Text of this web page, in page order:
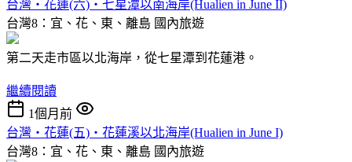
台灣‧花蓮(六)‧七星潭以南海岸(Hualien in June II)
台灣8：宜、花、東、離島 國內旅遊
第二天走市區以北海岸，從七星潭到花蓮港。
繼續閱讀
1個月前
台灣‧花蓮(五)‧花蓮溪以北海岸(Hualien in June I)
台灣8：宜、花、東、離島 國內旅遊